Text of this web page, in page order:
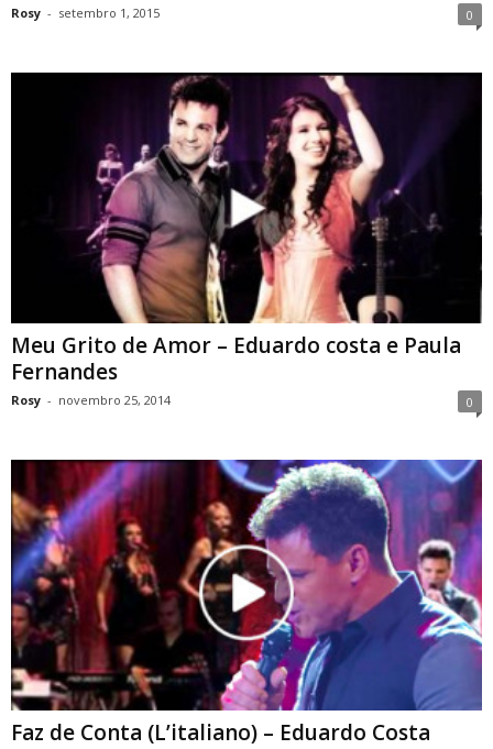
Rosy - setembro 1, 2015 0
Meu Grito de Amor – Eduardo costa e Paula
Fernandes
Rosy - novembro 25, 2014 0
Faz de Conta (L’italiano) – Eduardo Costa